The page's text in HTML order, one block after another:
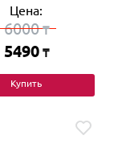
Цена:
6000₸
5490 ₸
Купить